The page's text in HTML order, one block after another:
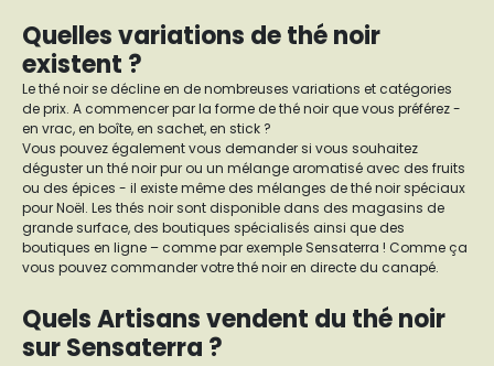
Quelles variations de thé noir
existent ?
Le thé noir se décline en de nombreuses variations et catégories
de prix. A commencer par la forme de thé noir que vous préférez -
en vrac, en boîte, en sachet, en stick ?
Vous pouvez également vous demander si vous souhaitez
déguster un thé noir pur ou un mélange aromatisé avec des fruits
ou des épices - il existe même des mélanges de thé noir spéciaux
pour Noël. Les thés noir sont disponible dans des magasins de
grande surface, des boutiques spécialisés ainsi que des
boutiques en ligne – comme par exemple Sensaterra ! Comme ça
vous pouvez commander votre thé noir en directe du canapé.
Quels Artisans vendent du thé noir
sur Sensaterra ?